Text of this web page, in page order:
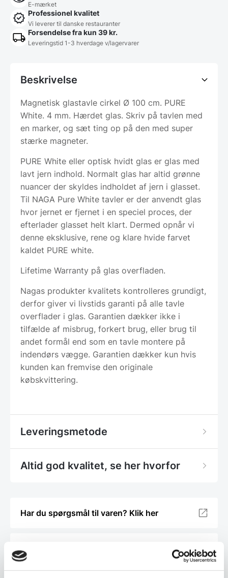
E-mærket
Professionel kvalitet
Vi leverer til danske restauranter
Forsendelse fra kun 39 kr.
Leveringstid 1-3 hverdage v/lagervarer
Beskrivelse
Magnetisk glastavle cirkel Ø 100 cm. PURE
White. 4 mm. Hærdet glas. Skriv på tavlen med
en marker, og sæt ting op på den med super
stærke magneter.
PURE White eller optisk hvidt glas er glas med
lavt jern indhold. Normalt glas har altid grønne
nuancer der skyldes indholdet af jern i glasset.
Til NAGA Pure White tavler er der anvendt glas
hvor jernet er fjernet i en speciel proces, der
efterlader glasset helt klart. Dermed opnår vi
denne eksklusive, rene og klare hvide farvet
kaldet PURE white.
Lifetime Warranty på glas overfladen.
Nagas produkter kvalitets kontrolleres grundigt,
derfor giver vi livstids garanti på alle tavle
overflader i glas. Garantien dækker ikke i
tilfælde af misbrug, forkert brug, eller brug til
andet formål end som en tavle montere på
indendørs vægge. Garantien dækker kun hvis
kunden kan fremvise den originale
købskvittering.
Leveringsmetode
Altid god kvalitet, se her hvorfor
Har du spørgsmål til varen? Klik her
Vi prismatcher - Klik her